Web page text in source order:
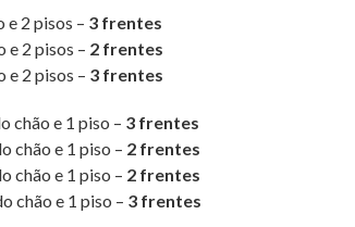
e 2 pisos – 3 frentes
e 2 pisos – 2 frentes
e 2 pisos – 3 frentes
chão e 1 piso – 3 frentes
chão e 1 piso – 2 frentes
chão e 1 piso – 2 frentes
chão e 1 piso – 3 frentes